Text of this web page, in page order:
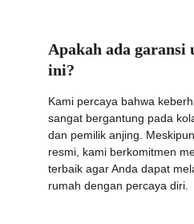
Apakah ada
ini?
Kami percaya bahwa
sangat bergantung pada
dan pemilik anjing.
resmi, kami berkomitmen
terbaik agar Anda dapat
rumah dengan percaya diri.